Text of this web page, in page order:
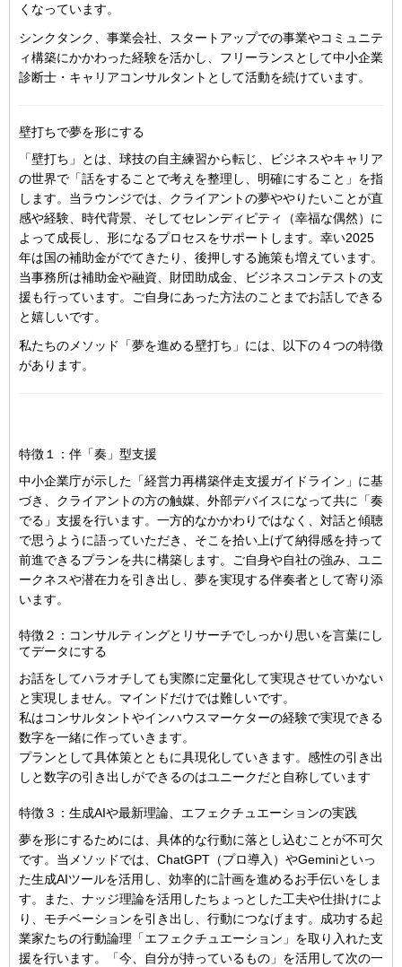
くなっています。
シンクタンク、事業会社、スタートアップでの事業やコミュニテ
ィ構築にかかわった経験を活かし、フリーランスとして中小企業
診断士・キャリアコンサルタントとして活動を続けています。
壁打ちで夢を形にする
「壁打ち」とは、球技の自主練習から転じ、ビジネスやキャリア
の世界で「話をすることで考えを整理し、明確にすること」を指
します。当ラウンジでは、クライアントの夢ややりたいことが直
感や経験、時代背景、そしてセレンディピティ（幸福な偶然）に
よって成長し、形になるプロセスをサポートします。幸い2025
年は国の補助金がでてきたり、後押しする施策も増えています。
当事務所は補助金や融資、財団助成金、ビジネスコンテストの支
援も行っています。ご自身にあった方法のことまでお話しできる
と嬉しいです。
私たちのメソッド「夢を進める壁打ち」には、以下の４つの特徴
があります。
特徴１：伴「奏」型支援
中小企業庁が示した「経営力再構築伴走支援ガイドライン」に基
づき、クライアントの方の触媒、外部デバイスになって共に「奏
でる」支援を行います。一方的なかかわりではなく、対話と傾聴
で思うように語っていただき、そこを拾い上げて納得感を持って
前進できるプランを共に構築します。ご自身や自社の強み、ユニ
ークネスや潜在力を引き出し、夢を実現する伴奏者として寄り添
います。
特徴２：コンサルティングとリサーチでしっかり思いを言葉にし
てデータにする
お話をしてハラオチしても実際に定量化して実現させていかない
と実現しません。マインドだけでは難しいです。
私はコンサルタントやインハウスマーケターの経験で実現できる
数字を一緒に作っていきます。
プランとして具体策とともに具現化していきます。感性の引き出
しと数字の引き出しができるのはユニークだと自称しています
特徴３：生成AIや最新理論、エフェクチュエーションの実践
夢を形にするためには、具体的な行動に落とし込むことが不可欠
です。当メソッドでは、ChatGPT（プロ導入）やGeminiといっ
た生成AIツールを活用し、効率的に計画を進めるお手伝いをしま
す。また、ナッジ理論を活用したちょっとした工夫や仕掛けによ
り、モチベーションを引き出し、行動につなげます。 成功する起
業家たちの行動論理「エフェクチュエーション」を取り入れた支
援を行います。「今、自分が持っているもの」を活用して次の一